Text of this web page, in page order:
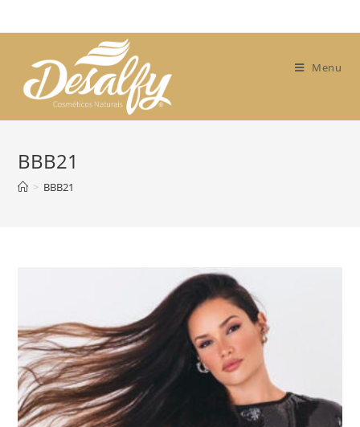
to
Menu
BBB21
> BBB21